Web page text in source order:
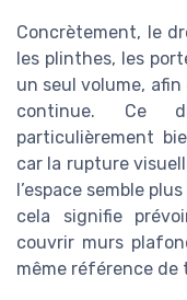
Concrètement, le
les plinthes, les
un seul volume,
continue. Ce
particulièrement
car la rupture
l’espace semble
cela signifie
couvrir murs
même référence